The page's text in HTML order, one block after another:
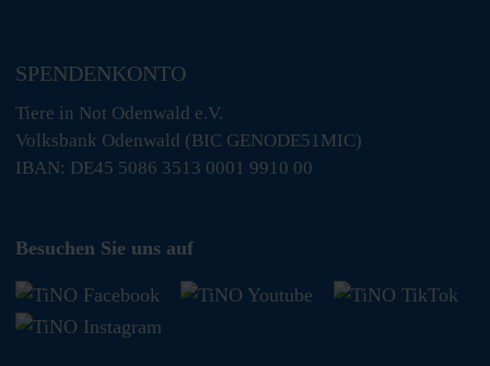
SPENDENKONTO
Tiere in Not Odenwald e.V.
Volksbank Odenwald (BIC GENODE51MIC)
IBAN: DE45 5086 3513 0001 9910 00
Besuchen Sie uns auf